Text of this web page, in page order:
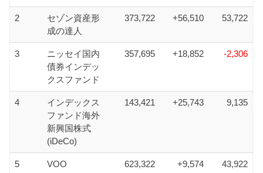
2
セゾン資産形
成の達人
373,722 +56,510 53,722
3
ニッセイ国内
債券インデッ
クスファンド
357,695 +18,852 -2,306
4
インデックス
ファンド海外
新興国株式
(iDeCo)
143,421 +25,743 9,135
5 VOO 623,322 +9,574 43,922